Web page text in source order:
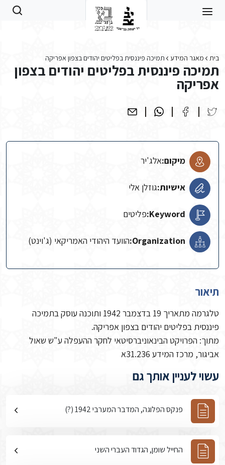
בית מאגר המידע תמיכה פיננסית בפליטים יהודים בצפון אפריקה
תמיכה פיננסית בפליטים יהודים בצפון
אפריקה
מיקום:אלג'יר
אישיות:גוזלן אלי
Keyword: פליטים
Organization: הוועד היהודי האמריקאי (ג'וינט)
תיאור
טלגרמה מתאריך 19 בדצמבר 1942 ותוכנה עוסק בתמיכה
פיננסית בפליטים יהודים בצפון אפריקה.
מתוך: הפרויקט הבינאוניברסיטאי לחקר ההעפלה ע"ש שאול
אביגור, מרכז המידע 31.236א
עשוי לעניין אותך גם
פנקס הפלוגה, המדבר המערבי 1942 (?)
החייל שומן, הגדוד העברי השני